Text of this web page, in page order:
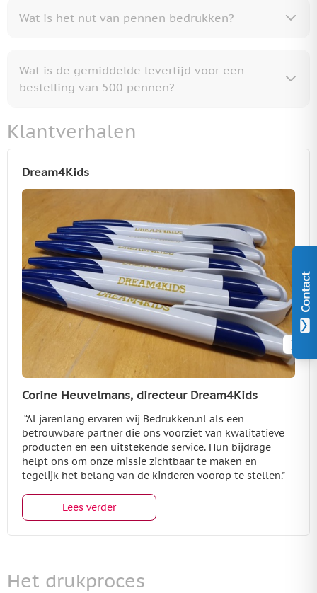
Contact
Het drukproces
Wat is het nut van pennen bedrukken?
Wat is de gemiddelde levertijd voor een
bestelling van 500 pennen?
Klantverhalen
Dream4Kids
Corine Heuvelmans, directeur Dream4Kids
“Al jarenlang ervaren wij Bedrukken.nl als een
betrouwbare partner die ons voorziet van kwalitatieve
producten en een uitstekende service. Hun bijdrage
helpt ons om onze missie zichtbaar te maken en
tegelijk het belang van de kinderen voorop te stellen."
Lees verder